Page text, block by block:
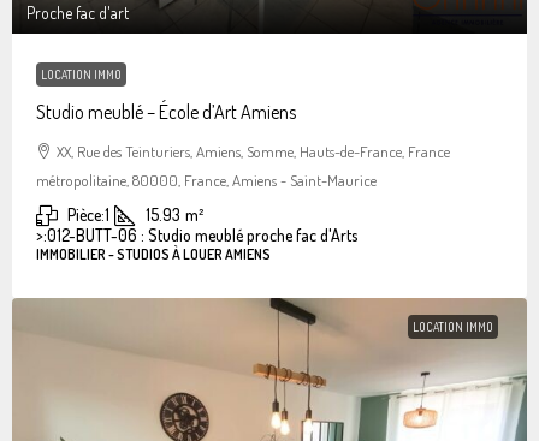
Proche fac d'art
LOCATION IMMO
Studio meublé – École d’Art Amiens
XX, Rue des Teinturiers, Amiens, Somme, Hauts-de-France, France
métropolitaine, 80000, France, Amiens - Saint-Maurice
Pièce:1 15.93 m²
>:012-BUTT-06 : Studio meublé proche fac d'Arts
IMMOBILIER - STUDIOS À LOUER AMIENS
LOCATION IMMO